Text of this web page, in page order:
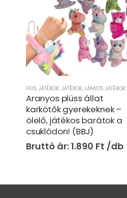
, LÁNYOS JÁTÉKOK
FIÚS JÁTÉKOK, JÁTÉKOK, LÁNYOS JÁTÉKOK
Aranyos plüss állat
karkötők gyerekeknek –
ölelő, játékos barátok a
csuklódon! (BBJ)
1.890 Ft